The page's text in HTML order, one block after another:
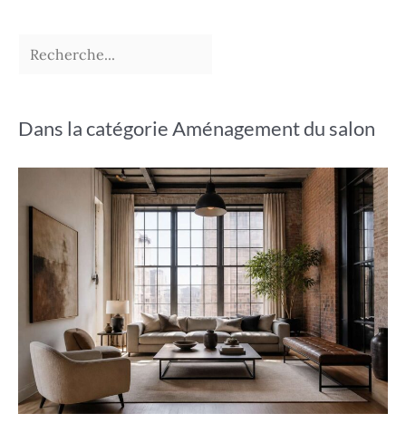
Dans la catégorie Aménagement du salon